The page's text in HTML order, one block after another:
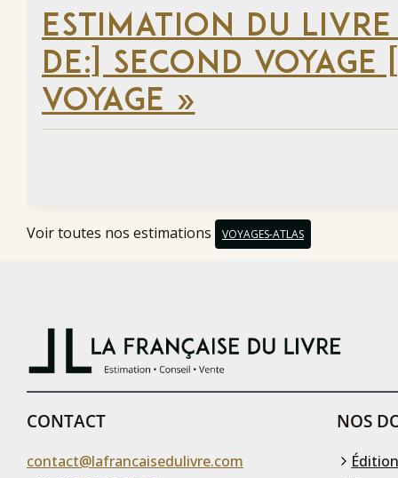
ESTIMATION DU
DE:] SECOND
VOYAGE »
Voir toutes nos estimations VOYAGES-ATLAS
CONTACT
contact@lafrancaisedulivre.com
NOS